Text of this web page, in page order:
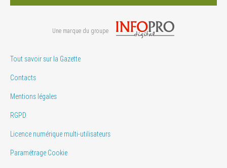
Une marque du groupe
Tout savoir sur la Gazette
Contacts
Mentions légales
RGPD
Licence numérique multi-utilisateurs
Paramétrage Cookie